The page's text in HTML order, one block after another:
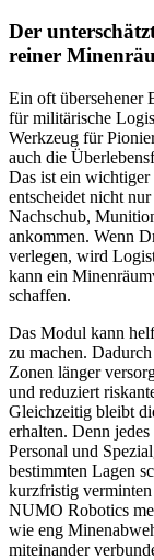
Der
reiner
Ein oft übersehener
für militärische
Werkzeug für
auch die
Das ist ein
entscheidet nicht
Nachschub,
ankommen. Wenn
verlegen, wird
kann ein
schaffen.
Das Modul kann
zu machen.
Zonen länger
und reduziert
Gleichzeitig bleibt
erhalten. Denn
Personal und
bestimmten Lagen
kurzfristig
NUMO Robotics
wie eng
miteinander